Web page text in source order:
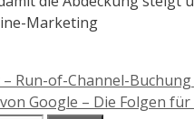
Marketing
Run-of-Channel-
Google – Die Folgen